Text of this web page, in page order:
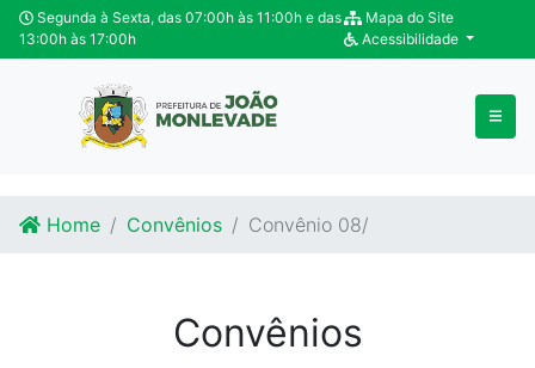
Ir para o conteúdo
Ir para o fim do conteúdo
Segunda à Sexta, das 07:00h às 11:00h e das
13:00h às 17:00h
Mapa do Site
Acessibilidade
Home Convênios Convênio 08/
Convênios